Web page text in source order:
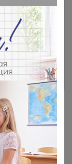
вопрос
на сайте